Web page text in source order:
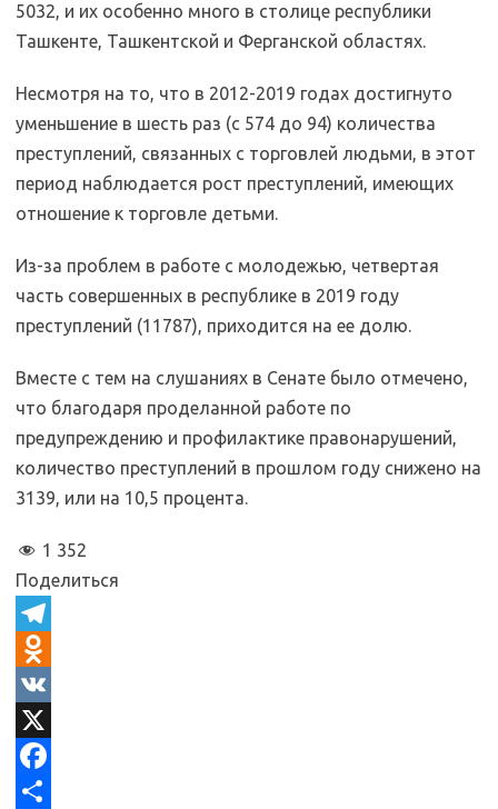
5032, и их особенно много в столице республики
Ташкенте, Ташкентской и Ферганской областях.
Несмотря на то, что в 2012-2019 годах достигнуто
уменьшение в шесть раз (с 574 до 94) количества
преступлений, связанных с торговлей людьми, в этот
период наблюдается рост преступлений, имеющих
отношение к торговле детьми.
Из-за проблем в работе с молодежью, четвертая
часть совершенных в республике в 2019 году
преступлений (11787), приходится на ее долю.
Вместе с тем на слушаниях в Сенате было отмечено,
что благодаря проделанной работе по
предупреждению и профилактике правонарушений,
количество преступлений в прошлом году снижено на
3139, или на 10,5 процента.
1 352
Поделиться
T
e
e
g
O
d
n
o
V
KX
F